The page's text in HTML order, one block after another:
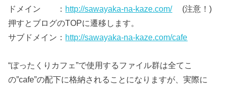
ドメイン ： http://sawayaka-na-kaze.com/(注意！)
押すとブログのTOPに遷移します。
サブドメイン： http://sawayaka-na-kaze.com/cafe
“ぼったくりカフェ”で使用するファイル群は全てこ
の”cafe”の配下に格納されることになりますが、実際に